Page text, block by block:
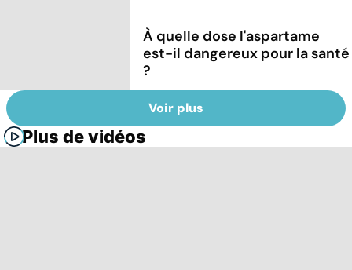
À quelle dose l'aspartame
est-il dangereux pour la santé
?
Voir plus
Plus de vidéos